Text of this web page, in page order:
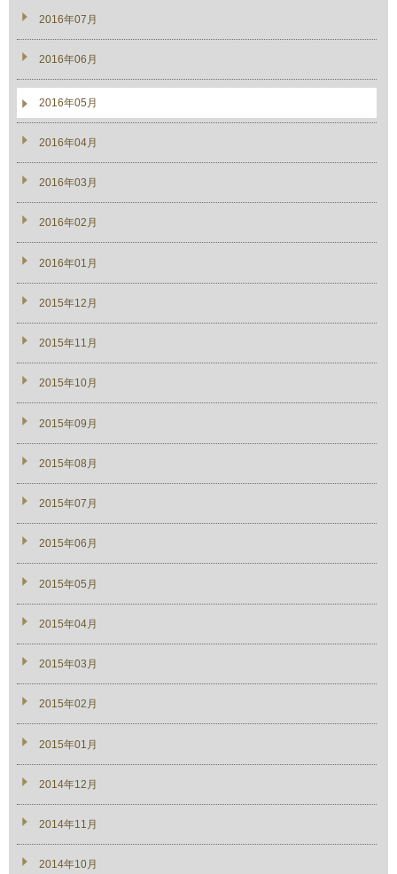
2016年07月
2016年06月
2016年05月
2016年04月
2016年03月
2016年02月
2016年01月
2015年12月
2015年11月
2015年10月
2015年09月
2015年08月
2015年07月
2015年06月
2015年05月
2015年04月
2015年03月
2015年02月
2015年01月
2014年12月
2014年11月
2014年10月